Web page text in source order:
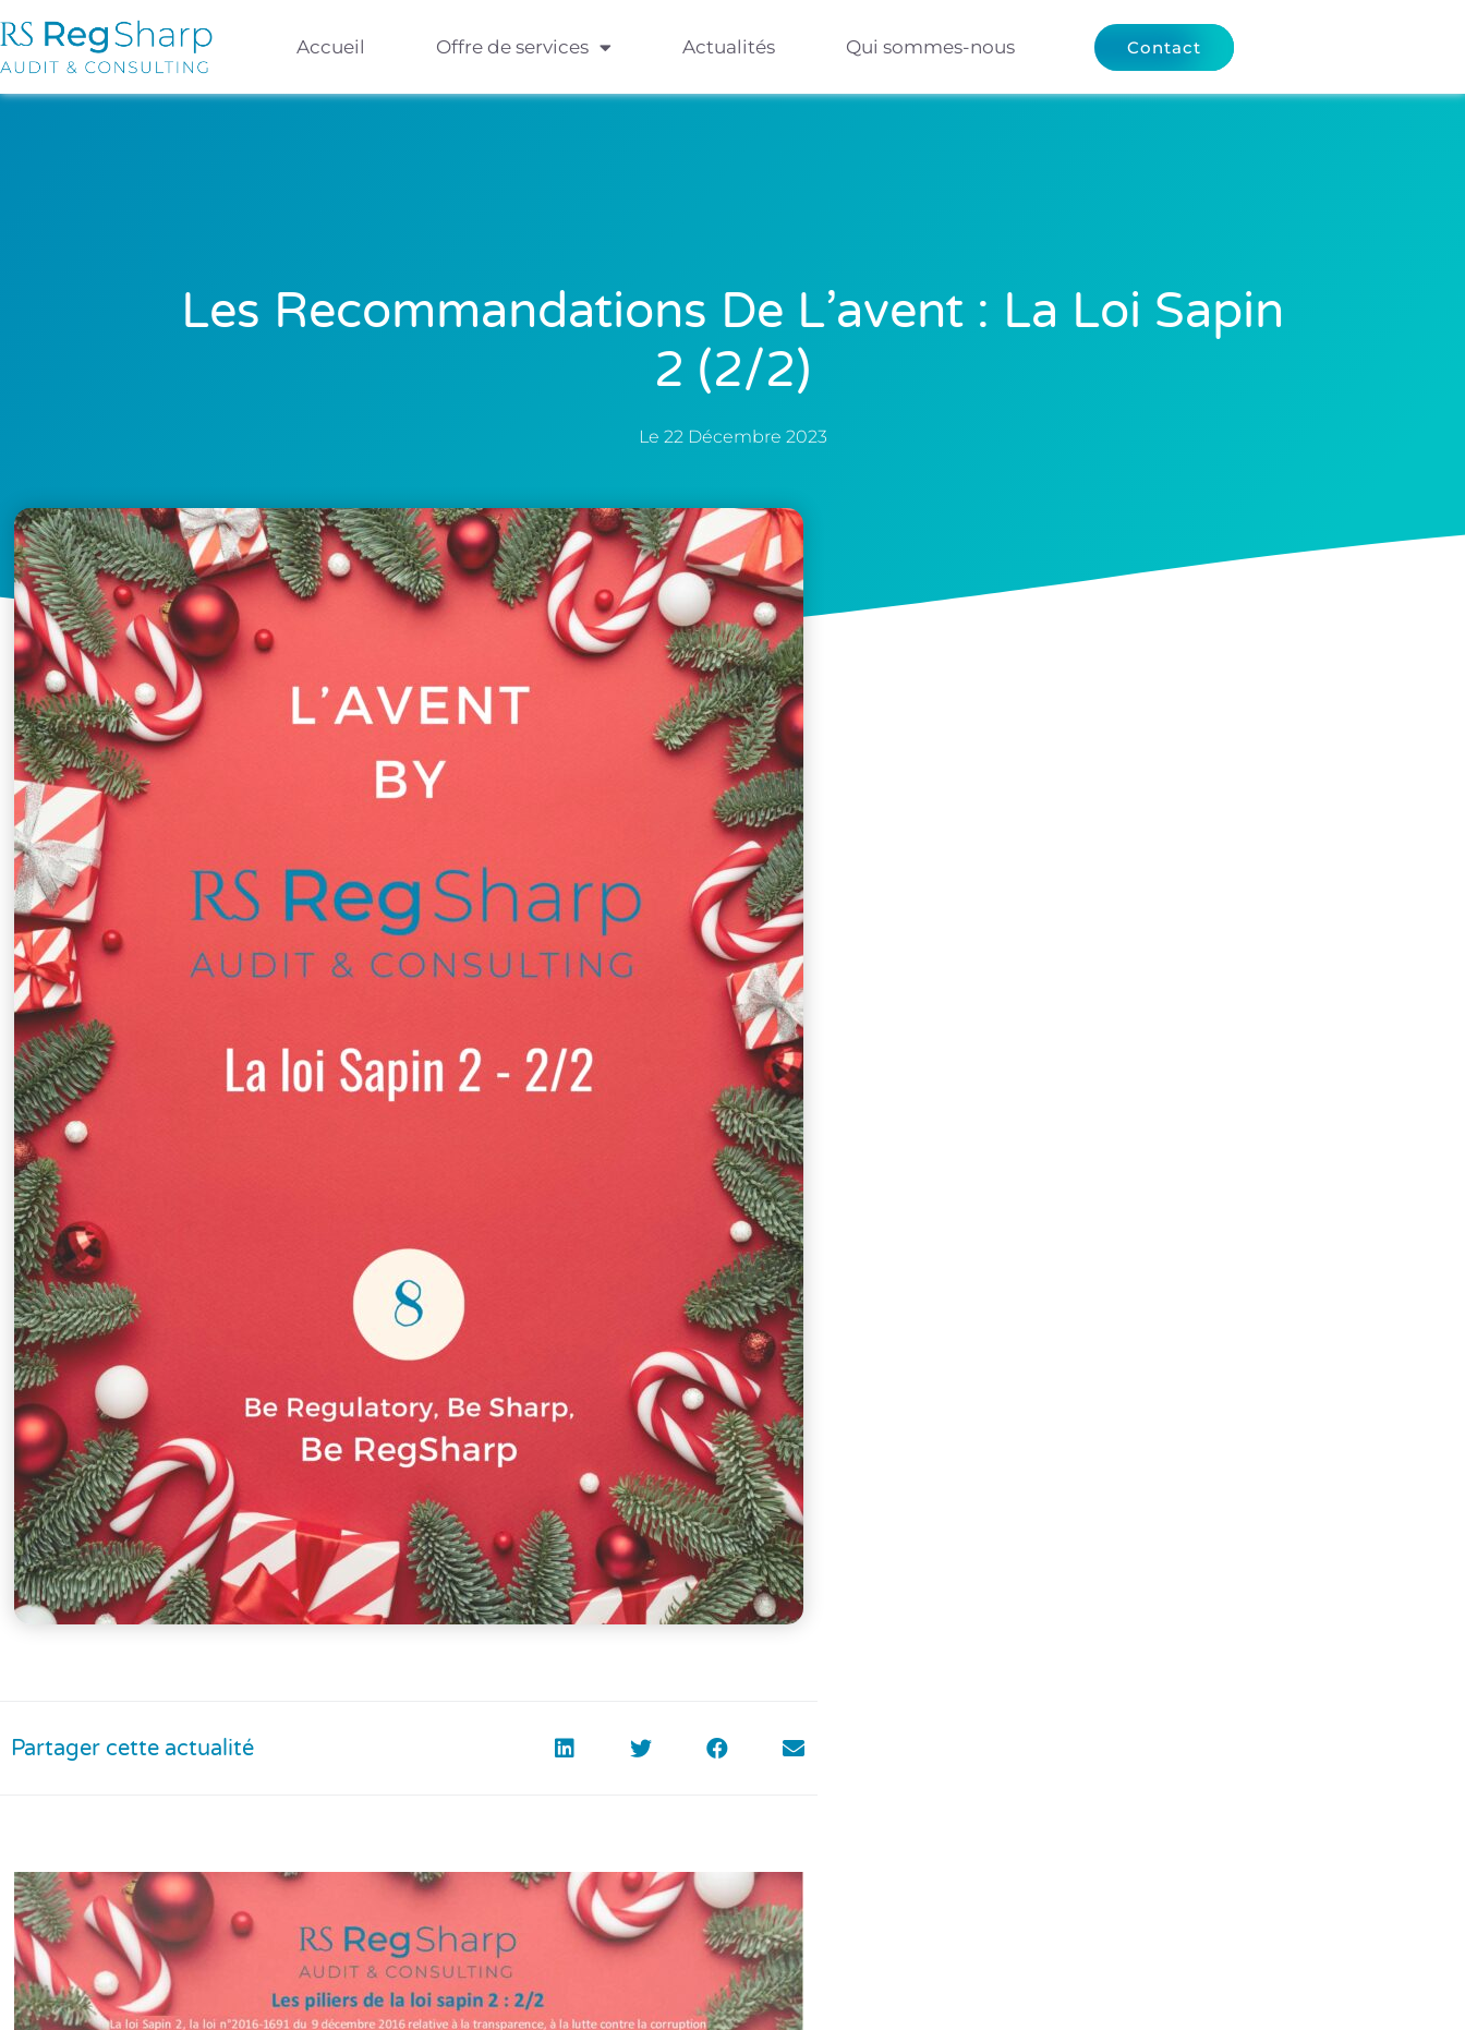
Accueil Offre de services Actualités Qui sommes-nous Contact
Les Recommandations De L’avent : La Loi Sapin
2 (2/2)
Le 22 Décembre 2023
Partager cette actualité